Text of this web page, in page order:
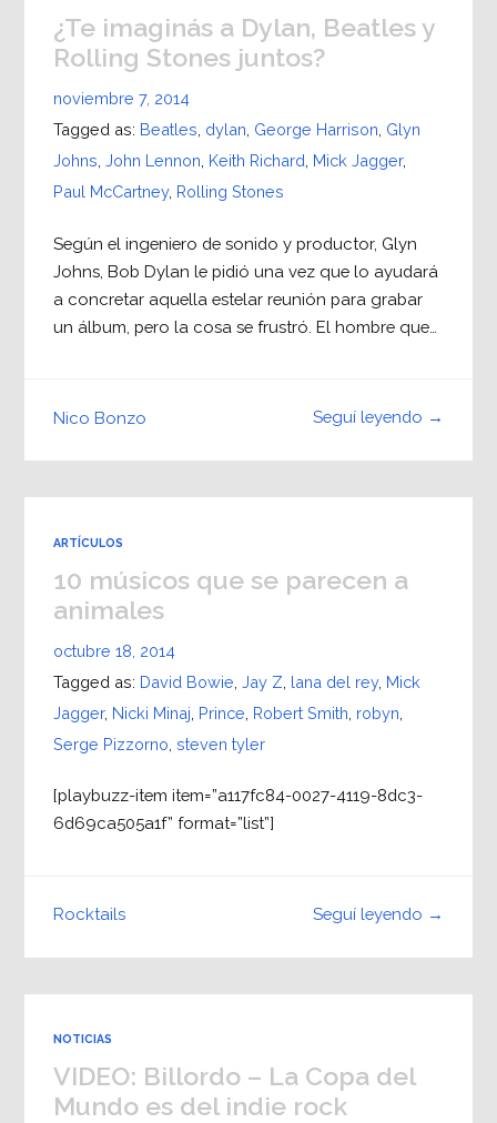
¿Te imaginás a Dylan, Beatles y
Rolling Stones juntos?
noviembre 7, 2014
Tagged as: Beatles dylan George Harrison Glyn
Johns John Lennon Keith Richard Mick Jagger,
Paul McCartney, Rolling Stones
Según el ingeniero de sonido y productor, Glyn
Johns, Bob Dylan le pidió una vez que lo ayudará
a concretar aquella estelar reunión para grabar
un álbum, pero la cosa se frustró. El hombre que…
Seguí leyendo →
Nico Bonzo
ARTÍCULOS
10 músicos que se parecen a
animales
octubre 18, 2014
Tagged as: David Bowie Jay Z lana del rey, Mick
Jagger, Nicki Minaj Prince Robert Smith robyn
Serge Pizzorno steven tyler
[playbuzz-item item=”a117fc84-0027-4119-8dc3-
6d69ca505a1f” format=”list”]
Seguí leyendo →
Rocktails
NOTICIAS
VIDEO: Billordo – La Copa del
Mundo es del indie rock